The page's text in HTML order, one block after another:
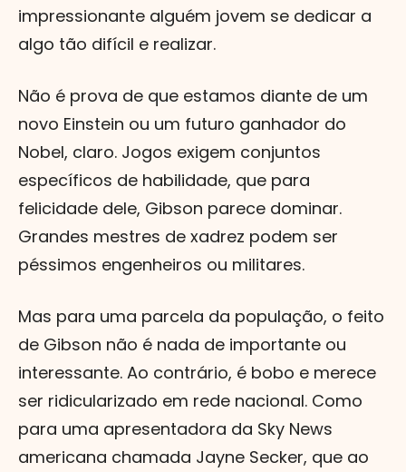
impressionante alguém jovem se dedicar a
algo tão difícil e realizar.
Não é prova de que estamos diante de um
novo Einstein ou um futuro ganhador do
Nobel, claro. Jogos exigem conjuntos
específicos de habilidade, que para
felicidade dele, Gibson parece dominar.
Grandes mestres de xadrez podem ser
péssimos engenheiros ou militares.
Mas para uma parcela da população, o feito
de Gibson não é nada de importante ou
interessante. Ao contrário, é bobo e merece
ser ridicularizado em rede nacional. Como
para uma apresentadora da Sky News
americana chamada Jayne Secker, que ao